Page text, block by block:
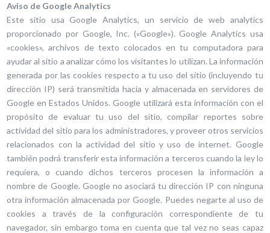
Aviso de Google Analytics
Este sitio usa Google Analytics, un servicio de web analytics
proporcionado por Google, Inc. («Google»). Google Analytics usa
«cookies», archivos de texto colocados en tu computadora para
ayudar al sitio a analizar cómo los visitantes lo utilizan. La información
generada por las cookies respecto a tu uso del sitio (incluyendo tu
dirección IP) será transmitida hacia y almacenada en servidores de
Google en Estados Unidos. Google utilizará esta información con el
propósito de evaluar tu uso del sitio, compilar reportes sobre
actividad del sitio para los administradores, y proveer otros servicios
relacionados con la actividad del sitio y uso de internet. Google
también podrá transferir esta información a terceros cuando la ley lo
requiera, o cuando dichos terceros procesen la información a
nombre de Google. Google no asociará tu dirección IP con ninguna
otra información almacenada por Google. Puedes negarte al uso de
cookies a través de la configuración correspondiente de tu
navegador, sin embargo toma en cuenta que tal vez no seas capaz